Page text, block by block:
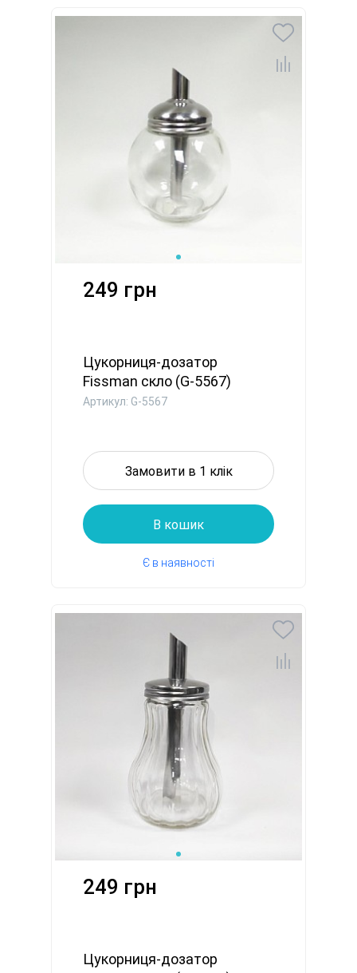
249 грн
Цукорниця-дозатор
Fissman скло (G-5567)
Артикул: G-5567
Замовити в 1 клік
В кошик
Є в наявності
249 грн
Цукорниця-дозатор